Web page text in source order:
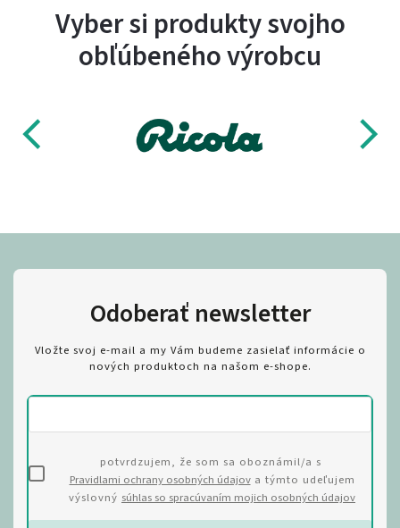
Vyber si produkty svojho
obľúbeného výrobcu
Odoberať newsletter
Vložte svoj e-mail a my Vám budeme zasielať informácie o
nových produktoch na našom e-shope.
potvrdzujem, že som sa oboznámil/a s
Pravidlami ochrany osobných údajova týmto udeľujem
výslovný súhlas so spracúvaním mojich osobných údajov